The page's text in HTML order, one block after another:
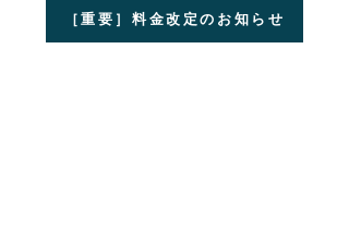
［重要］料金改定のお知らせ